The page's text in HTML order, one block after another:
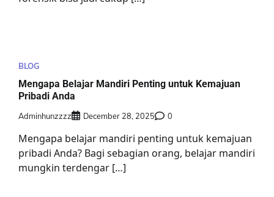
BLOG
Mengapa Belajar Mandiri Penting untuk Kemajuan
Pribadi Anda
Adminhunzzzz December 28, 2025 0
Mengapa belajar mandiri penting untuk kemajuan
pribadi Anda? Bagi sebagian orang, belajar mandiri
mungkin terdengar […]